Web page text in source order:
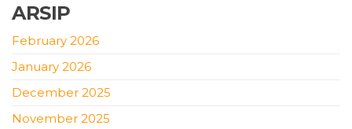
ARSIP
February 2026
January 2026
December 2025
November 2025